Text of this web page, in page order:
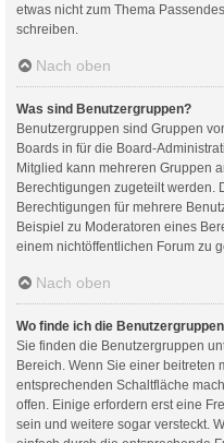
etwas nicht zum Thema
schreiben.
Nach oben
Was sind Benutzergruppen?
Benutzergruppen sind Gruppen
Boards in für die Board-
Mitglied kann mehreren Gruppen
Berechtigungen zugeteilt werden.
Berechtigungen für mehrere
Beispiel zu Moderatoren eines
einem nichtöffentlichen Forum zu
Nach oben
Wo finde ich die
Sie finden die Benutzergruppen
Bereich. Wenn Sie einer beitreten
entsprechenden Schaltfläche
offen. Einige erfordern erst eine
sein und weitere sogar versteckt.